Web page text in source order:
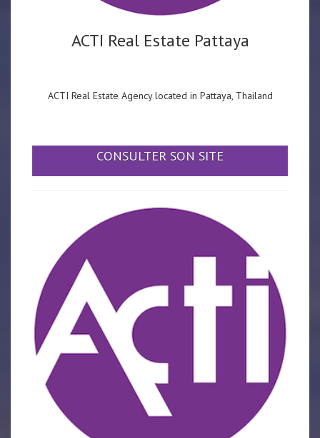
ACTI Real Estate Pattaya
ACTI Real Estate Agency located in Pattaya, Thailand
CONSULTER SON SITE